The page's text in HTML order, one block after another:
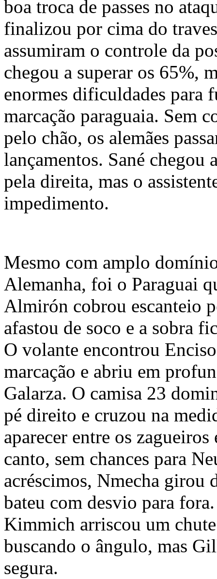
boa troca de passes no
finalizou por cima do
assumiram o controle da
chegou a superar os 65%,
enormes dificuldades para
marcação paraguaia. Sem
pelo chão, os alemães
lançamentos. Sané chegou
pela direita, mas o
impedimento.
Mesmo com amplo
Alemanha, foi o Paraguai
Almirón cobrou escanteio
afastou de soco e a sobra
O volante encontrou
marcação e abriu em
Galarza. O camisa 23
pé direito e cruzou na
aparecer entre os zagueiros
canto, sem chances para
acréscimos, Nmecha girou
bateu com desvio para
Kimmich arriscou um
buscando o ângulo, mas
segura.